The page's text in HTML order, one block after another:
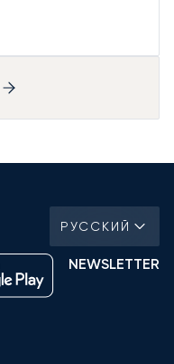
РУССКИЙ
NEWSLETTER